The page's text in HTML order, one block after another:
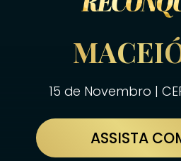
15 de Novembro |
ASSISTA